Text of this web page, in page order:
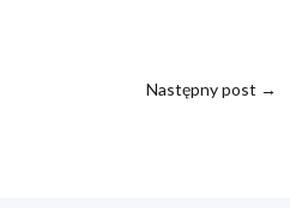
Następny post →